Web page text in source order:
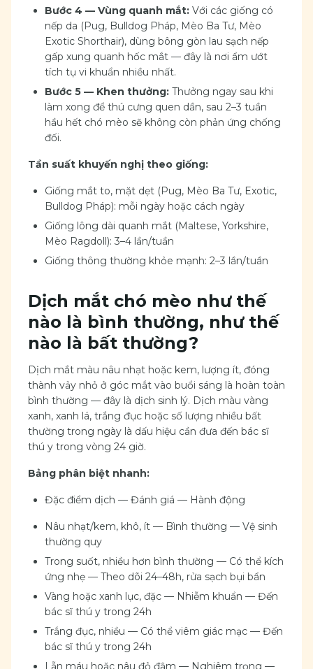
Bước 4 — Vùng quanh mắt: Với các giống có
nếp da (Pug, Bulldog Pháp, Mèo Ba Tư, Mèo
Exotic Shorthair), dùng bông gòn lau sạch nếp
gấp xung quanh hốc mắt — đây là nơi ẩm ướt
tích tụ vi khuẩn nhiều nhất.
Bước 5 — Khen thưởng: Thưởng ngay sau khi
làm xong để thú cưng quen dần, sau 2–3 tuần
hầu hết chó mèo sẽ không còn phản ứng chống
đối.
Tần suất khuyến nghị theo giống:
Giống mắt to, mặt dẹt (Pug, Mèo Ba Tư, Exotic,
Bulldog Pháp): mỗi ngày hoặc cách ngày
Giống lông dài quanh mắt (Maltese, Yorkshire,
Mèo Ragdoll): 3–4 lần/tuần
Giống thông thường khỏe mạnh: 2–3 lần/tuần
Dịch mắt chó mèo như thế
nào là bình thường, như thế
nào là bất thường?
Dịch mắt màu nâu nhạt hoặc kem, lượng ít, đóng
thành vảy nhỏ ở góc mắt vào buổi sáng là hoàn toàn
bình thường — đây là dịch sinh lý. Dịch màu vàng
xanh, xanh lá, trắng đục hoặc số lượng nhiều bất
thường trong ngày là dấu hiệu cần đưa đến bác sĩ
thú y trong vòng 24 giờ.
Bảng phân biệt nhanh:
Đặc điểm dịch — Đánh giá — Hành động
Nâu nhạt/kem, khô, ít — Bình thường — Vệ sinh
thường quy
Trong suốt, nhiều hơn bình thường — Có thể kích
ứng nhẹ — Theo dõi 24–48h, rửa sạch bụi bẩn
Vàng hoặc xanh lục, đặc — Nhiễm khuẩn — Đến
bác sĩ thú y trong 24h
Trắng đục, nhiều — Có thể viêm giác mạc — Đến
bác sĩ thú y trong 24h
Lẫn máu hoặc nâu đỏ đậm — Nghiêm trọng —